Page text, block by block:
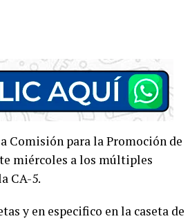
Comisión para la Promoción de
miércoles a los múltiples
CA-5.
y en especifico en la caseta de